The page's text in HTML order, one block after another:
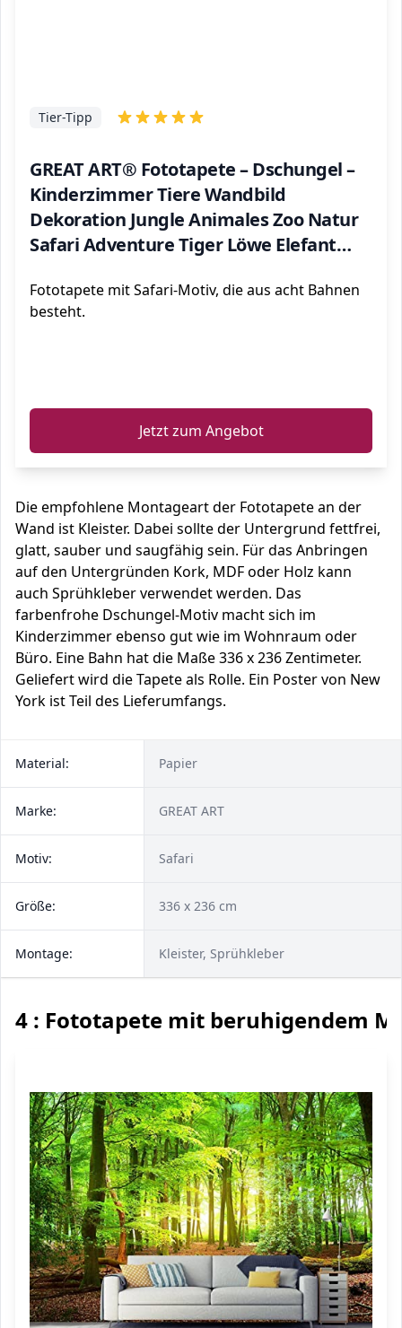
GREAT ART® Fototapete – Dschungel –
Kinderzimmer Tiere Wandbild
Dekoration Jungle Animales Zoo Natur
Safari Adventure Tiger Löwe Elefant
(336 x 236 cm)
Tier-Tipp
Fototapete mit Safari-Motiv, die aus acht Bahnen
besteht.
Jetzt zum Angebot
Die empfohlene Montageart der Fototapete an der
Wand ist Kleister. Dabei sollte der Untergrund fettfrei,
glatt, sauber und saugfähig sein. Für das Anbringen
auf den Untergründen Kork, MDF oder Holz kann
auch Sprühkleber verwendet werden. Das
farbenfrohe Dschungel-Motiv macht sich im
Kinderzimmer ebenso gut wie im Wohnraum oder
Büro. Eine Bahn hat die Maße 336 x 236 Zentimeter.
Geliefert wird die Tapete als Rolle. Ein Poster von New
York ist Teil des Lieferumfangs.
Material: Papier
Marke: GREAT ART
Motiv: Safari
Größe: 336 x 236 cm
Montage: Kleister, Sprühkleber
4 : Fototapete mit beruhigendem